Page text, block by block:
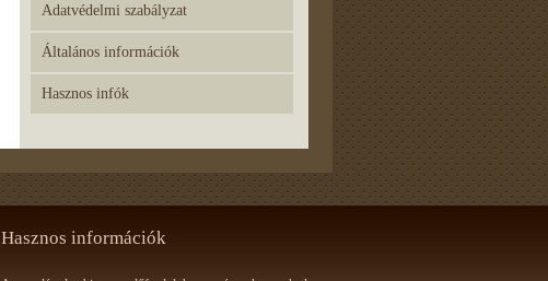
Adatvédelmi szabályzat
Általános információk
Hasznos infók
Hasznos információk